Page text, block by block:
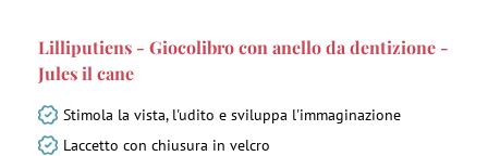
Lilliputiens - Giocolibro con anello da dentizione -
Jules il cane
Stimola la vista, l'udito e sviluppa l'immaginazione
Laccetto con chiusura in velcro